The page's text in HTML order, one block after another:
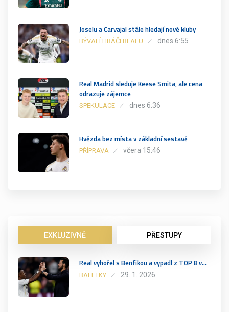
Joselu a Carvajal stále hledají nové kluby
BÝVALÍ HRÁČI REALU dnes 6:55
Real Madrid sleduje Keese Smita, ale cena
odrazuje zájemce
SPEKULACE dnes 6:36
Hvězda bez místa v základní sestavě
PŘÍPRAVA včera 15:46
EXKLUZIVNĚ PŘESTUPY
Real vyhořel s Benfikou a vypadl z TOP 8 v…
BALETKY 29. 1. 2026